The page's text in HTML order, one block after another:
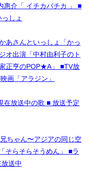
惠介「 イチカバチカ 」 ■
しょ
あさんといっしょ「かっ
オ出演「中村由利子のト
正亨のPOP★A」 ■TV放
画「アラジン」
在放送中の歌 ■ 放送予定
ちゃん〜アジアの同じ空
そらそらそうめん」 ■ラ
送中